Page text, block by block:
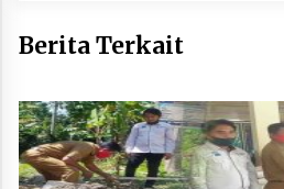
Berita Terkait